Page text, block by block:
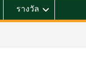
รางวัล